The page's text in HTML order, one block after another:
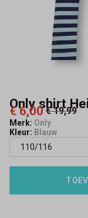
Only shirt
€ 6,00 € 19,99
Merk: Only
Kleur: Blauw